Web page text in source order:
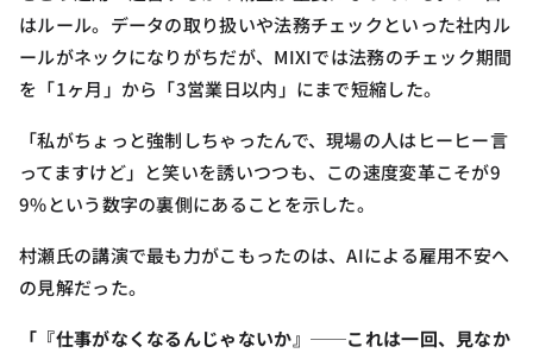
はルール。データの取り扱いや法務チェックといった社内ル
ールがネックになりがちだが、MIXIでは法務のチェック期間
を「1ヶ月」から「3営業日以内」にまで短縮した。
「私がちょっと強制しちゃったんで、現場の人はヒーヒー言
ってますけど」と笑いを誘いつつも、この速度変革こそが9
9%という数字の裏側にあることを示した。
村瀬氏の講演で最も力がこもったのは、AIによる雇用不安へ
の見解だった。
「『仕事がなくなるんじゃないか』──これは一回、見なか